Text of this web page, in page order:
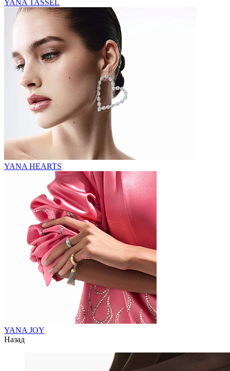
YANA TASSEL
YANA HEARTS
YANA JOY
Назад